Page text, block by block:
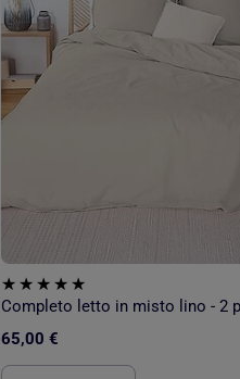
Completo letto in misto lino - 2
65,00 €